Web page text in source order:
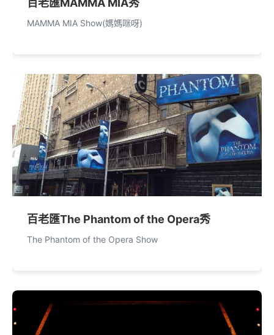
MAMMA MIA Show(媽媽咪呀)
百老匯The Phantom of the Opera秀
The Phantom of the Opera Show